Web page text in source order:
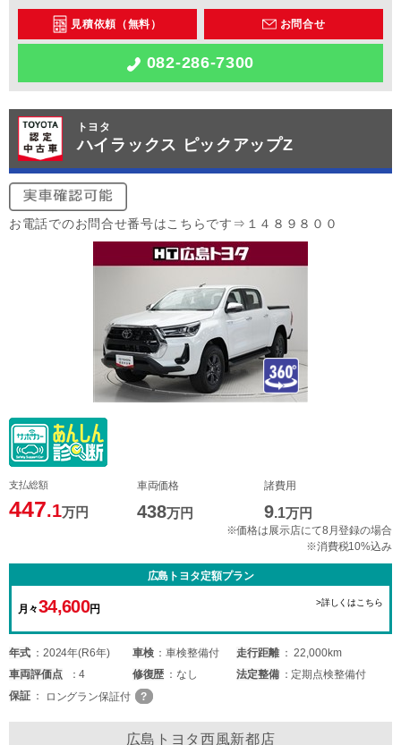
見積依頼（無料） お問合せ
082-286-7300
トヨタ
ハイラックス ピックアップZ
お電話でのお問合せ番号はこちらです⇒１４８９８００
支払総額
447.1万円
車両価格
438万円
諸費用
9.1万円
※価格は展示店にて8月登録の場合
※消費税10%込み
広島トヨタ定額プラン
月々34,600円
>詳しくはこちら
年式 2024年(R6年) 車検 車検整備付 走行距離
22,000km
車両評価点 4 修復歴 なし 法定整備
定期点検整備付
保証
ロングラン保証付
広島トヨタ西風新都店